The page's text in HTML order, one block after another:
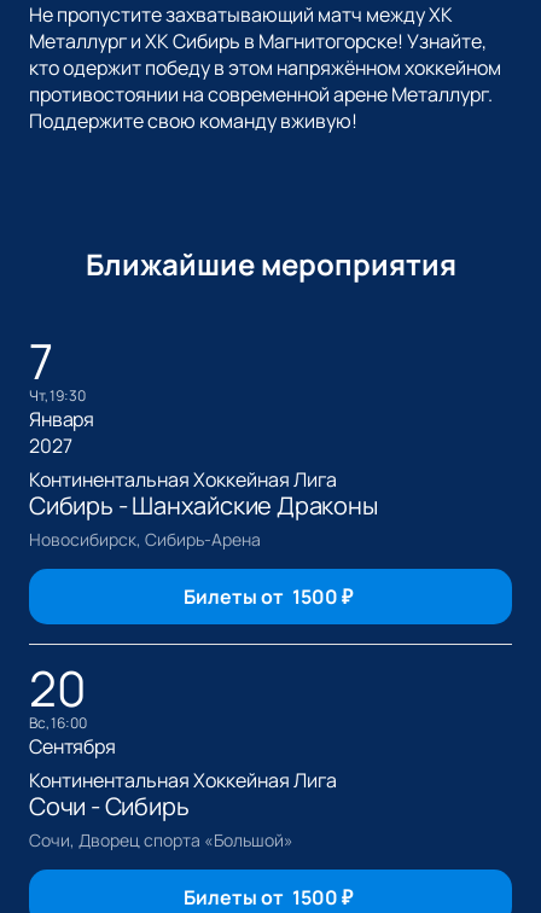
Не пропустите захватывающий матч между ХК
Металлург и ХК Сибирь в Магнитогорске! Узнайте,
кто одержит победу в этом напряжённом хоккейном
противостоянии на современной арене Металлург.
Поддержите свою команду вживую!
Ближайшие мероприятия
7
чт, 19:30
Января
2027
Континентальная Хоккейная Лига
Сибирь - Шанхайские Драконы
Новосибирск, Сибирь-Арена
Билеты от 1500₽
20
вс, 16:00
Сентября
Континентальная Хоккейная Лига
Сочи - Сибирь
Сочи, Дворец спорта «Большой»
Билеты от 1500₽